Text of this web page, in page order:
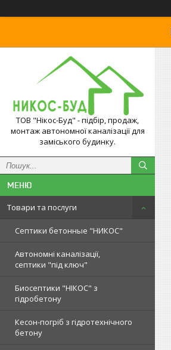
ТОВ "Нікос-Буд" - підбір, продаж,
монтаж автономної каналізації для
заміського будинку.
Товари та послуги
Септики бетонные "НИКОС"
Автономні каналізації,
септики "під ключ"
Биосептики "НІКОС" з
гідробетону
Кесон-погріб з гідротехнічного
бетону